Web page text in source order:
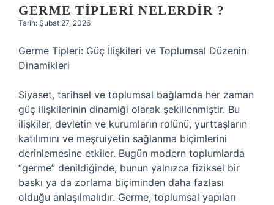
Hakkımızda
GERME TIPLERI NELERDIR ?
Tarih: Şubat 27, 2026
Germe Tipleri: Güç İlişkileri ve Toplumsal Düzenin
Dinamikleri
Siyaset, tarihsel ve toplumsal bağlamda her zaman
güç ilişkilerinin dinamiği olarak şekillenmiştir. Bu
ilişkiler, devletin ve kurumların rolünü, yurttaşların
katılımını ve meşruiyetin sağlanma biçimlerini
derinlemesine etkiler. Bugün modern toplumlarda
“germe” denildiğinde, bunun yalnızca fiziksel bir
baskı ya da zorlama biçiminden daha fazlası
olduğu anlaşılmalıdır. Germe, toplumsal yapıları